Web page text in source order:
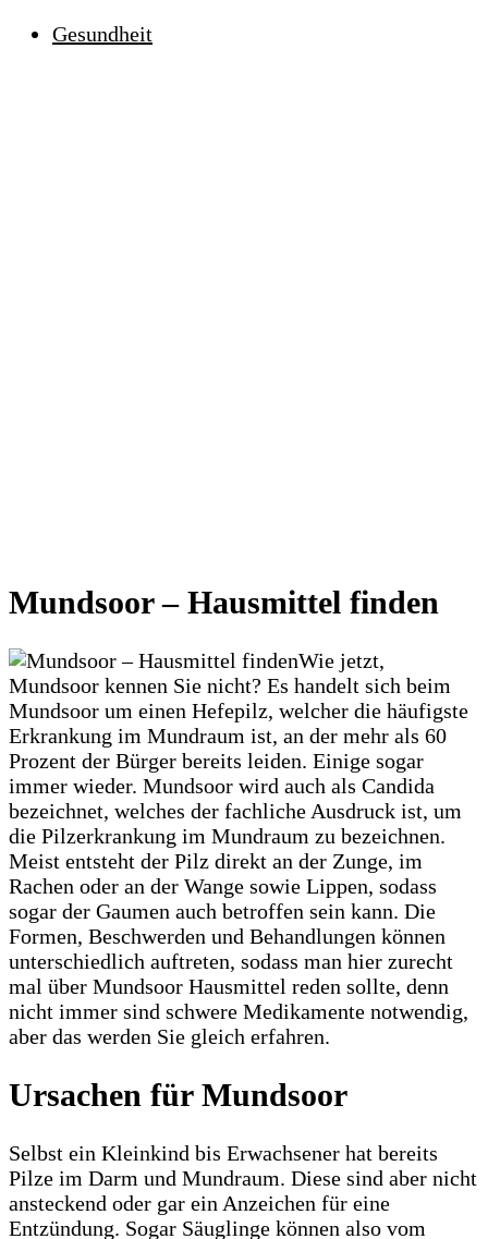
Gesundheit
Mundsoor – Hausmittel finden
Wie jetzt,
Mundsoor kennen Sie nicht? Es handelt sich beim
Mundsoor um einen Hefepilz, welcher die häufigste
Erkrankung im Mundraum ist, an der mehr als 60
Prozent der Bürger bereits leiden. Einige sogar
immer wieder. Mundsoor wird auch als Candida
bezeichnet, welches der fachliche Ausdruck ist, um
die Pilzerkrankung im Mundraum zu bezeichnen.
Meist entsteht der Pilz direkt an der Zunge, im
Rachen oder an der Wange sowie Lippen, sodass
sogar der Gaumen auch betroffen sein kann. Die
Formen, Beschwerden und Behandlungen können
unterschiedlich auftreten, sodass man hier zurecht
mal über Mundsoor Hausmittel reden sollte, denn
nicht immer sind schwere Medikamente notwendig,
aber das werden Sie gleich erfahren.
Ursachen für Mundsoor
Selbst ein Kleinkind bis Erwachsener hat bereits
Pilze im Darm und Mundraum. Diese sind aber nicht
ansteckend oder gar ein Anzeichen für eine
Entzündung. Sogar Säuglinge können also vom